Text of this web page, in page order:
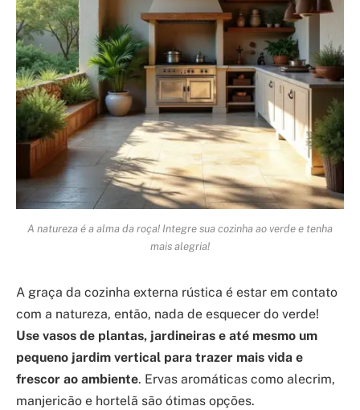
A natureza é a alma da roça! Integre sua cozinha ao verde e tenha
mais alegria!
A graça da cozinha externa rústica é estar em contato
com a natureza, então, nada de esquecer do verde!
Use vasos de plantas, jardineiras e até mesmo um
pequeno jardim vertical para trazer mais vida e
frescor ao ambiente. Ervas aromáticas como alecrim,
manjericão e hortelã são ótimas opções.